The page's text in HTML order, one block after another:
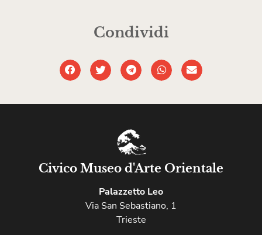
Condividi
Civico Museo d'Arte Orientale
Palazzetto Leo
Via San Sebastiano, 1
Trieste